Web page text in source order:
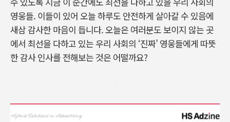
영웅들. 이들이 있어 오늘 하루도 안전하게 살아갈 수 있음에
새삼 감사한 마음이 듭니다. 오늘은 여러분도 보이지 않는 곳
에서 최선을 다하고 있는 우리 사회의 ‘진짜’ 영웅들에게 따뜻
한 감사 인사를 전해보는 것은 어떨까요?